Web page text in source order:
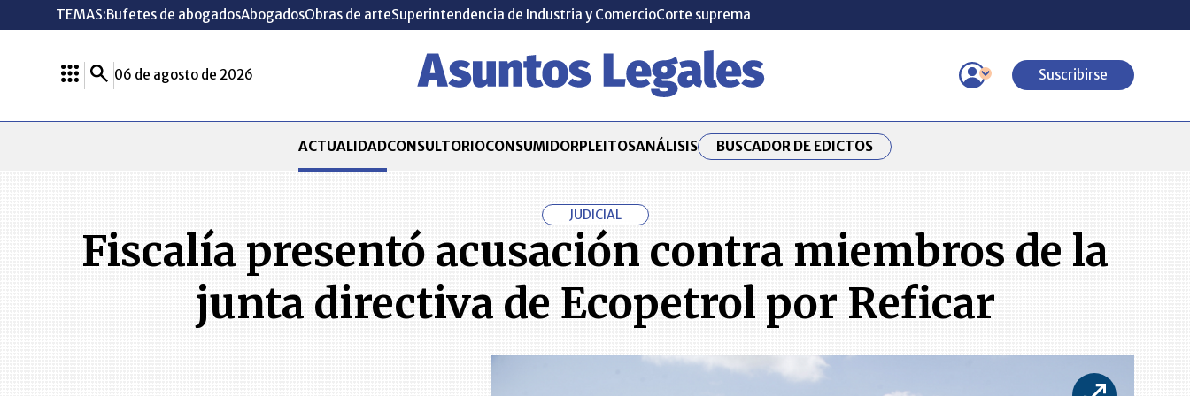
TEMAS:Bufetes de abogadosAbogadosObras de arteSuperintendencia de Industria y ComercioCorte suprema
06 de agosto de 2026 Suscribirse
ACTUALIDADCONSULTORIOCONSUMIDORPLEITOSANÁLISIS BUSCADOR DE EDICTOS
JUDICIAL
Fiscalía presentó acusación contra miembros de la
junta directiva de Ecopetrol por Reficar